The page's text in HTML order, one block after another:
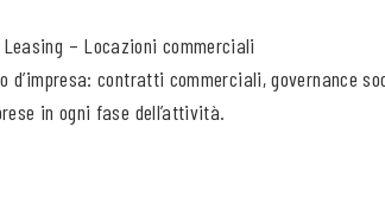
– Locazioni commerciali
d’impresa: contratti commerciali,
in ogni fase dell’attività.